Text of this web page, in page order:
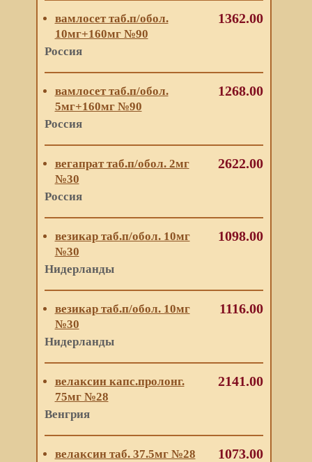
вамлосет таб.п/обол.
10мг+160мг №90
Россия
1362.00
вамлосет таб.п/обол.
5мг+160мг №90
Россия
1268.00
вегапрат таб.п/обол. 2мг
№30
Россия
2622.00
везикар таб.п/обол. 10мг
№30
Нидерланды
1098.00
везикар таб.п/обол. 10мг
№30
Нидерланды
1116.00
велаксин капс.пролонг.
75мг №28
Венгрия
2141.00
велаксин таб. 37.5мг №28
1073.00